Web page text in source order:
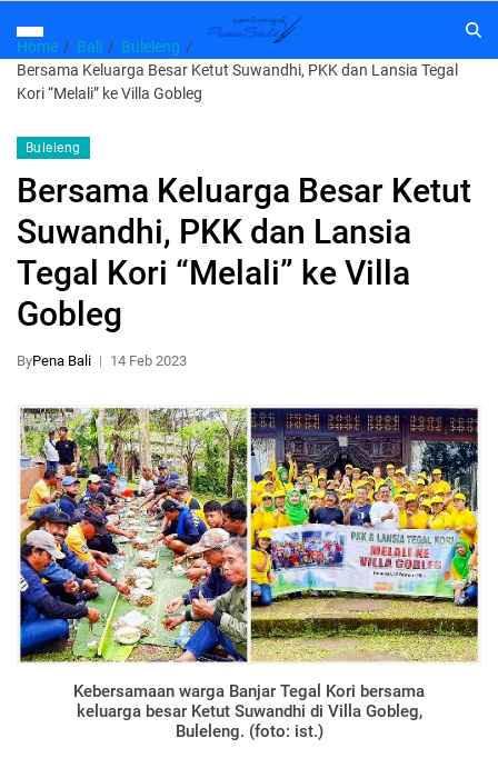
Home Bali
Buleleng
Bersama Keluarga Besar Ketut Suwandhi, PKK dan Lansia Tegal
Kori “Melali” ke Villa Gobleg
Buleleng
Bersama Keluarga Besar Ketut
Suwandhi, PKK dan Lansia
Tegal Kori “Melali” ke Villa
Gobleg
ByPena Bali 14 Feb 2023
Kebersamaan warga Banjar Tegal Kori bersama
keluarga besar Ketut Suwandhi di Villa Gobleg,
Buleleng. (foto: ist.)